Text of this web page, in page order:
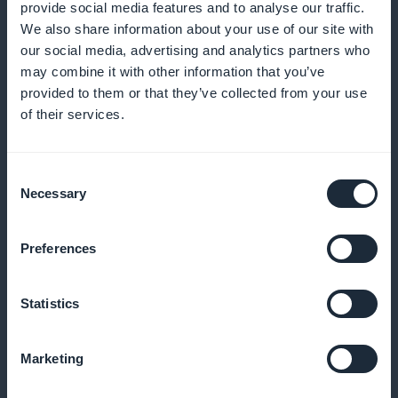
provide social media features and to analyse our traffic.
We also share information about your use of our site with
our social media, advertising and analytics partners who
may combine it with other information that you’ve
provided to them or that they’ve collected from your use
of their services.
Selection
Necessary
Preferences
Statistics
Marketing
Kanta-asiakasohjelma asiakkaillesi
Palkitse uskollisia asiakkaitasi ainutlaatuisilla eduilla
Palvelun suorituskyvyn analysointi